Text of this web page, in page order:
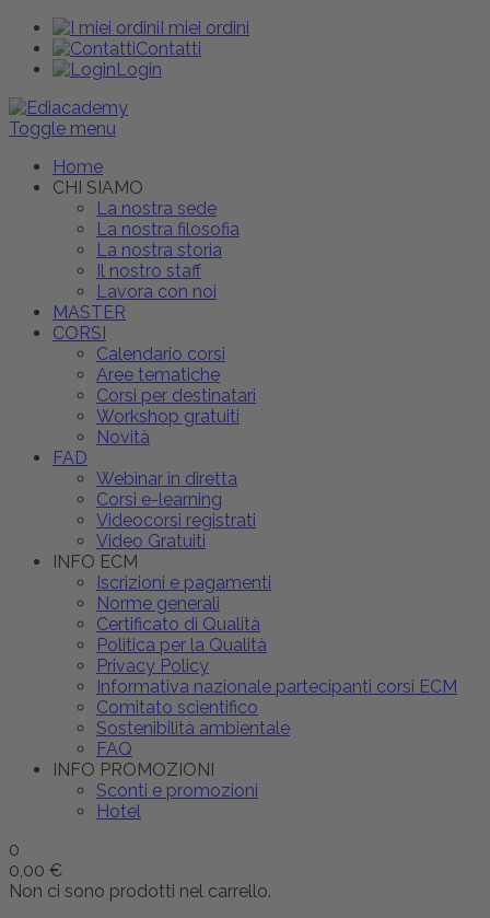
I miei ordini
Contatti
Login
Toggle menu
Home
CHI SIAMO
La nostra sede
La nostra filosofia
La nostra storia
Il nostro staff
Lavora con noi
MASTER
CORSI
Calendario corsi
Aree tematiche
Corsi per destinatari
Workshop gratuiti
Novità
FAD
Webinar in diretta
Corsi e-learning
Videocorsi registrati
Video Gratuiti
INFO ECM
Iscrizioni e pagamenti
Norme generali
Certificato di Qualità
Politica per la Qualità
Privacy Policy
Informativa nazionale partecipanti corsi ECM
Comitato scientifico
Sostenibilità ambientale
FAQ
INFO PROMOZIONI
Sconti e promozioni
Hotel
0
0,00 €
Non ci sono prodotti nel carrello.